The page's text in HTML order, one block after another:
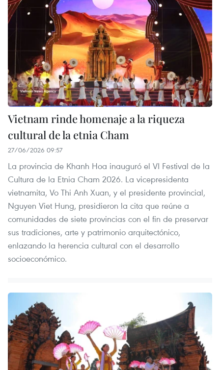
Vietnam rinde homenaje a la riqueza
cultural de la etnia Cham
27/06/2026 09:57
La provincia de Khanh Hoa inauguró el VI Festival de la
Cultura de la Etnia Cham 2026. La vicepresidenta
vietnamita, Vo Thi Anh Xuan, y el presidente provincial,
Nguyen Viet Hung, presidieron la cita que reúne a
comunidades de siete provincias con el fin de preservar
sus tradiciones, arte y patrimonio arquitectónico,
enlazando la herencia cultural con el desarrollo
socioeconómico.